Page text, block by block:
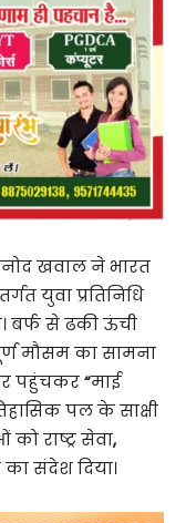
खवाल ने भारत
युवा प्रतिनिधि
बर्फ से ढकी ऊंची
मौसम का सामना
पहुंचकर“माई
पल के साक्षी
राष्ट्र सेवा,
संदेश दिया।